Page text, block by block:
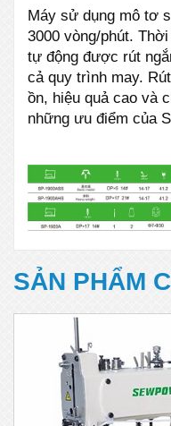
Máy sử dụng mô tơ
3000 vòng/phút.
tự động được rút
cả quy trình may.
ồn, hiệu quả cao và
những ưu điểm của
SẢN PHẨM